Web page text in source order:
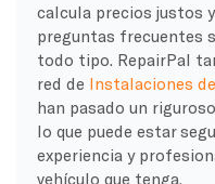
calcula precios justos
preguntas frecuentes
todo tipo. RepairPal
red de Instalaciones
han pasado un
lo que puede estar
experiencia y
vehículo que tenga.